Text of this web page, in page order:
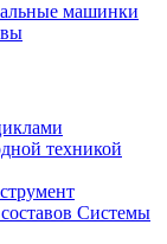
машинки
техникой
Системы